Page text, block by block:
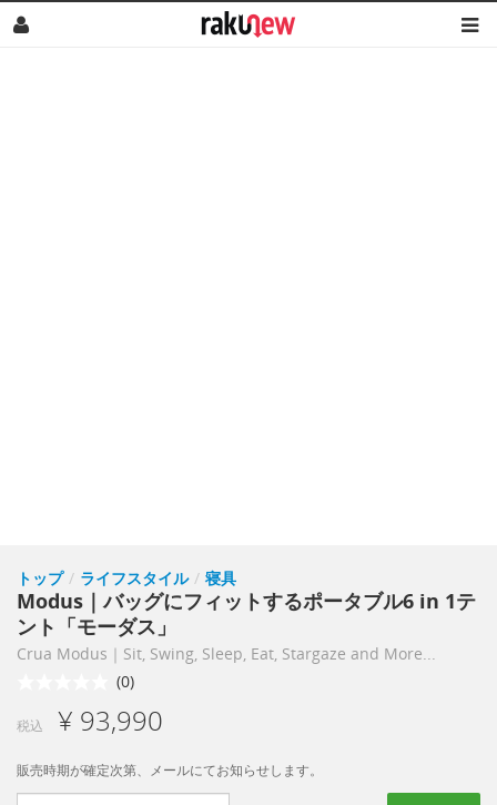
トップ / ライフスタイル / 寝具
Modus｜バッグにフィットするポータブル6 in 1テ
ント「モーダス」
Crua Modus｜Sit, Swing, Sleep, Eat, Stargaze and More...
(0)
税込 ¥ 93,990
販売時期が確定次第、メールにてお知らせします。